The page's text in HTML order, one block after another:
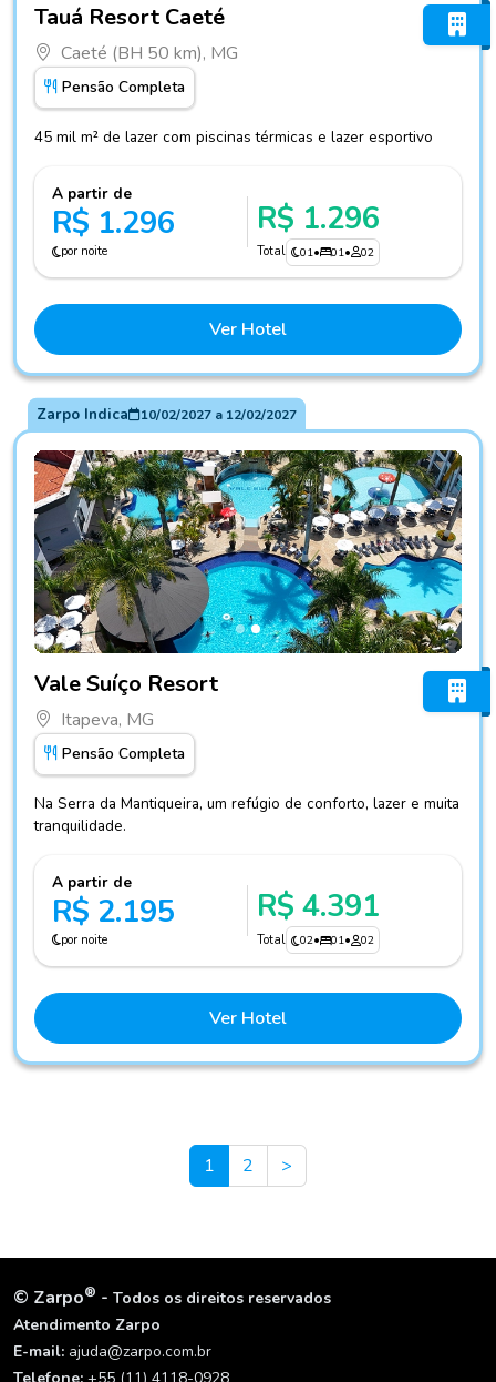
Tauá Resort Caeté
Caeté (BH 50 km), MG
Pensão Completa
45 mil m² de lazer com piscinas térmicas e lazer esportivo
A partir de
R$ 1.296
por noite
R$ 1.296
Total 01• 01• 02
Ver Hotel
Zarpo Indica 10/02/2027a 12/02/2027
Vale Suíço Resort
Itapeva, MG
Pensão Completa
Na Serra da Mantiqueira, um refúgio de conforto, lazer e muita
tranquilidade.
A partir de
R$ 2.195
por noite
R$ 4.391
Total 02• 01• 02
Ver Hotel
1 2 >
© Zarpo® - Todos os direitos reservados
Atendimento Zarpo
E-mail: ajuda@zarpo.com.br